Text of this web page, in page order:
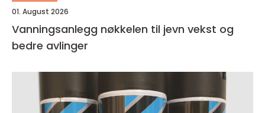
01. August 2026
Vanningsanlegg nøkkelen til jevn vekst og
bedre avlinger